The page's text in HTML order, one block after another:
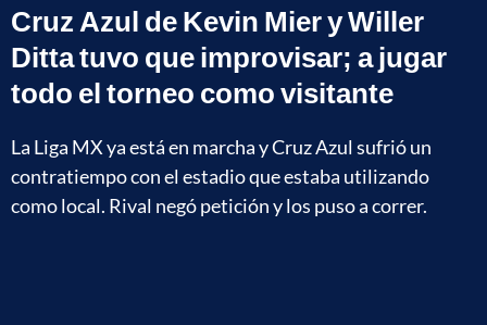
Cruz Azul de Kevin Mier y Willer
Ditta tuvo que improvisar; a jugar
todo el torneo como visitante
La Liga MX ya está en marcha y Cruz Azul sufrió un
contratiempo con el estadio que estaba utilizando
como local. Rival negó petición y los puso a correr.